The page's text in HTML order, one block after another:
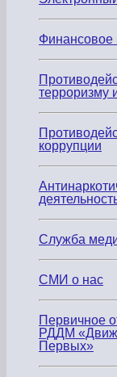
терроризму
коррупции
Служба
СМИ о нас
Первичное
РДДМ
Первых»